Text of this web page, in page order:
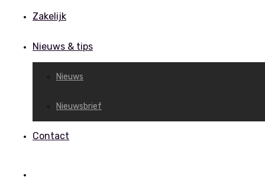
Zakelijk
Nieuws & tips
Nieuws
Nieuwsbrief
Contact